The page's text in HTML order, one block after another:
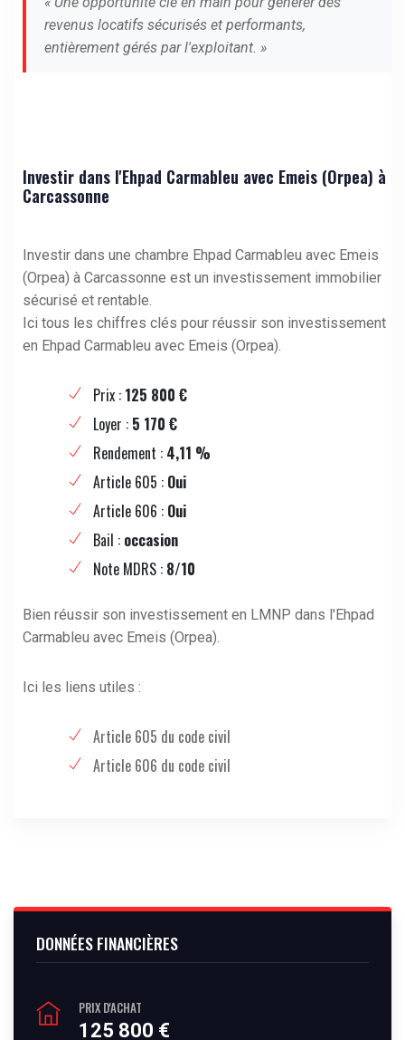
revenus locatifs sécurisés et performants,
entièrement gérés par l'exploitant. »
Investir dans l'Ehpad Carmableu avec Emeis (Orpea) à
Carcassonne
Investir dans une chambre Ehpad Carmableu avec Emeis
(Orpea) à Carcassonne est un investissement immobilier
sécurisé et rentable.
Ici tous les chiffres clés pour réussir son investissement
en Ehpad Carmableu avec Emeis (Orpea).
Prix : 125 800 €
Loyer : 5 170 €
Rendement : 4,11 %
Article 605 : Oui
Article 606 : Oui
Bail : occasion
Note MDRS : 8/10
Bien réussir son investissement en LMNP dans l'Ehpad
Carmableu avec Emeis (Orpea).
Ici les liens utiles :
Article 605 du code civil
Article 606 du code civil
DONNÉES FINANCIÈRES
PRIX D'ACHAT
125 800 €